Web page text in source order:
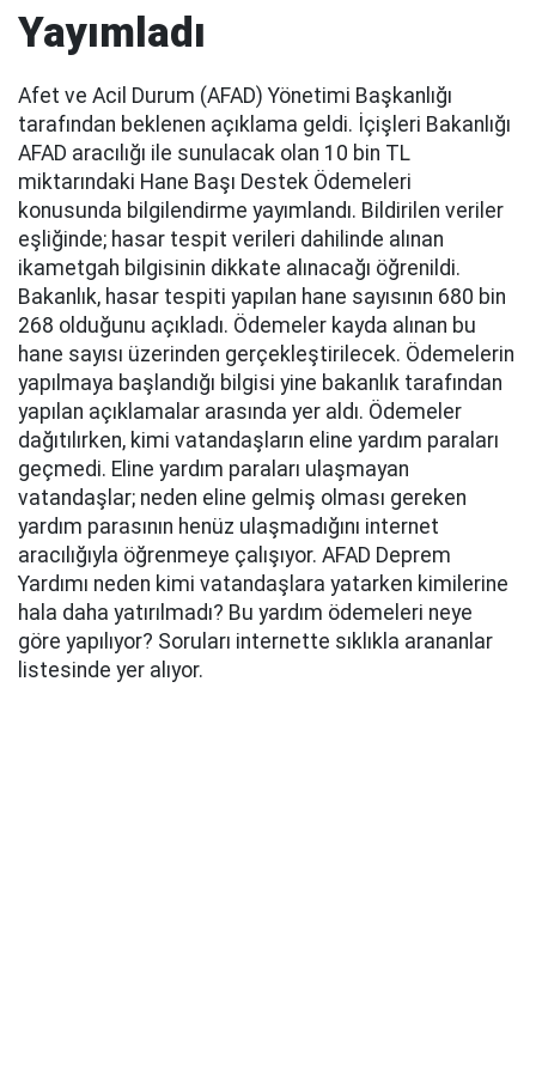
Yayımladı
Afet ve Acil Durum (AFAD) Yönetimi Başkanlığı
tarafından beklenen açıklama geldi. İçişleri Bakanlığı
AFAD aracılığı ile sunulacak olan 10 bin TL
miktarındaki Hane Başı Destek Ödemeleri
konusunda bilgilendirme yayımlandı. Bildirilen veriler
eşliğinde; hasar tespit verileri dahilinde alınan
ikametgah bilgisinin dikkate alınacağı öğrenildi.
Bakanlık, hasar tespiti yapılan hane sayısının 680 bin
268 olduğunu açıkladı. Ödemeler kayda alınan bu
hane sayısı üzerinden gerçekleştirilecek. Ödemelerin
yapılmaya başlandığı bilgisi yine bakanlık tarafından
yapılan açıklamalar arasında yer aldı. Ödemeler
dağıtılırken, kimi vatandaşların eline yardım paraları
geçmedi. Eline yardım paraları ulaşmayan
vatandaşlar; neden eline gelmiş olması gereken
yardım parasının henüz ulaşmadığını internet
aracılığıyla öğrenmeye çalışıyor. AFAD Deprem
Yardımı neden kimi vatandaşlara yatarken kimilerine
hala daha yatırılmadı? Bu yardım ödemeleri neye
göre yapılıyor? Soruları internette sıklıkla arananlar
listesinde yer alıyor.